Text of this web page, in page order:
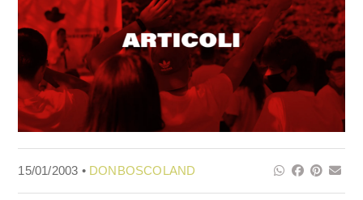
15/01/2003 • DONBOSCOLAND